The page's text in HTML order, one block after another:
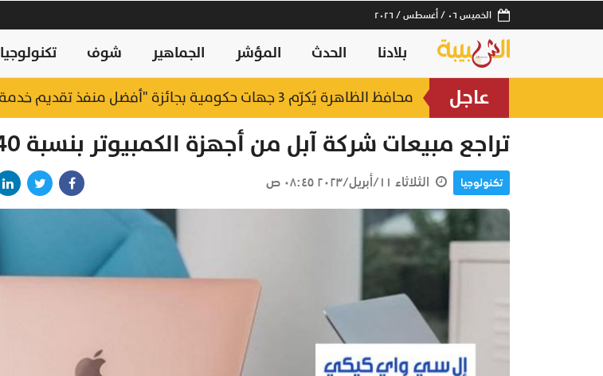
الخميس ٠٦ / أغسطس / ٢٠٢٦
بلادنا الحدث المؤشر الجماهير شوف تكنولوجيا
عاجل محافظ الظاهرة يُكرّم 3 جهات حكومية بجائزة "أفضل منفذ تقديم خدمة" لعام 2025
تراجع مبيعات شركة آبل من أجهزة الكمبيوتر بنسبة 40%
تكنولوجيا الثلاثاء ١١/أبريل/٢٠٢٣ ٠٨:٤٥ ص